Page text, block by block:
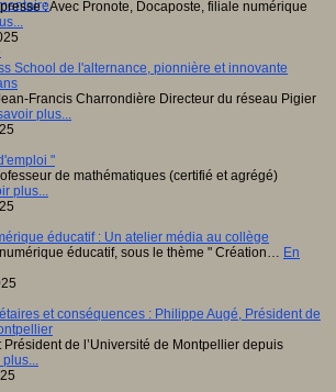
: Avec Pronote, Docaposte, filiale numérique
School de l'alternance, pionnière et innovante
Francis Charrondière Directeur du réseau Pigier
plus...
"
de mathématiques (certifié et agrégé)
plus...
éducatif : Un atelier média au collège
éducatif, sous le thème " Création… En
et conséquences : Philippe Augé, Président de
Président de l’Université de Montpellier depuis
plus...